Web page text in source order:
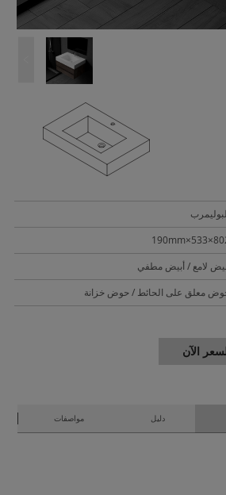
لامع / أبيض مطفي
معلق على الحائط / حوض خزانة
الآن
دليل مواصفات